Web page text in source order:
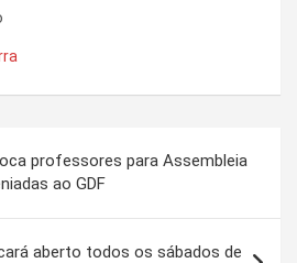
professores para Assembleia
ao GDF
aberto todos os sábados de